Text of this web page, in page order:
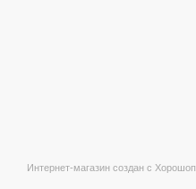
Интернет-магазин создан с Хорошоп